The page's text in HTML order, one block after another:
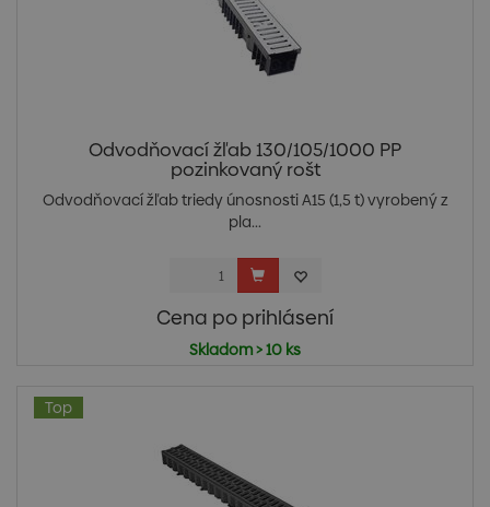
Odvodňovací žľab 130/105/1000 PP
pozinkovaný rošt
Odvodňovací žľab triedy únosnosti A15 (1,5 t) vyrobený z
pla...
Cena po prihlásení
Skladom > 10 ks
Top